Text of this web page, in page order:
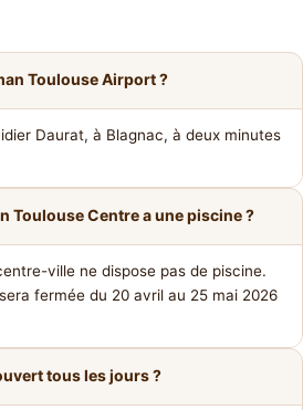
Toulouse Airport ?
Daurat, à Blagnac, à deux minutes
Toulouse Centre a une piscine ?
ville ne dispose pas de piscine.
fermée du 20 avril au 25 mai 2026
tous les jours ?